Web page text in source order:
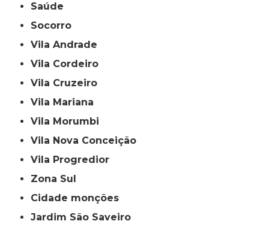
Saúde
Socorro
Vila Andrade
Vila Cordeiro
Vila Cruzeiro
Vila Mariana
Vila Morumbi
Vila Nova Conceição
Vila Progredior
Zona Sul
cidade monções
jardim São Saveiro